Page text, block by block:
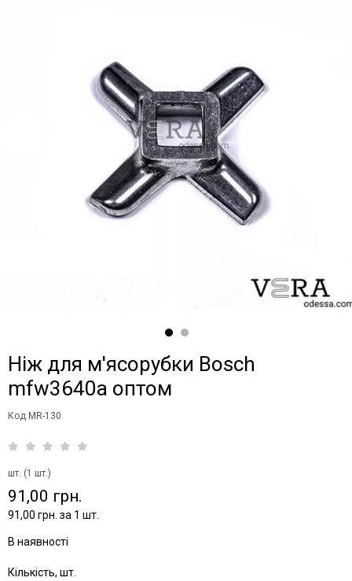
Ніж для м'ясорубки Bosch
mfw3640a оптом
Код MR-130
шт. (1 шт.)
91,00 грн.
91,00 грн. за 1 шт.
В наявності
Кількість, шт.